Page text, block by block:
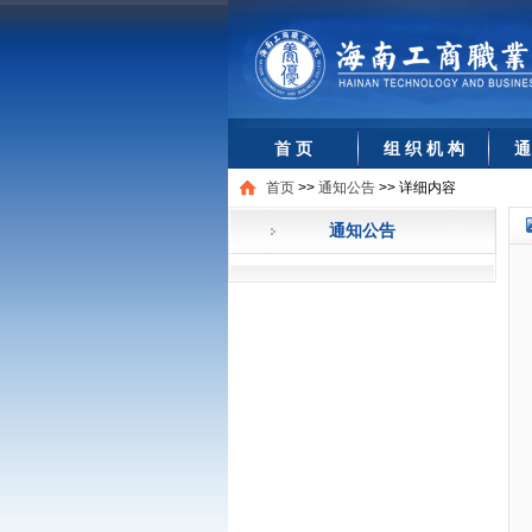
首 页 组 织 机 构
首页 >> 通知公告 >> 详细内容
通知公告